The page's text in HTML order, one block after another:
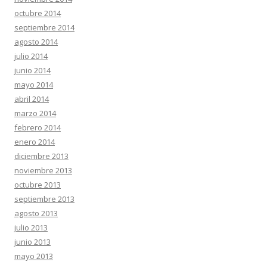
octubre 2014
septiembre 2014
agosto 2014
julio 2014
junio 2014
mayo 2014
abril 2014
marzo 2014
febrero 2014
enero 2014
diciembre 2013
noviembre 2013
octubre 2013
septiembre 2013
agosto 2013
julio 2013
junio 2013
mayo 2013